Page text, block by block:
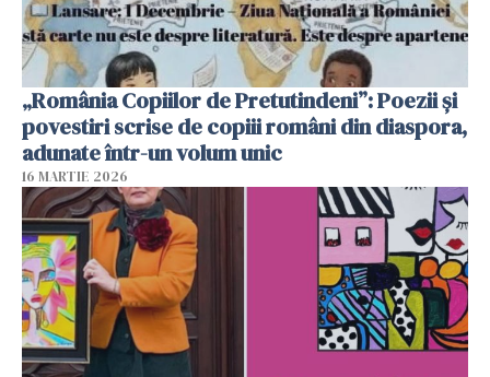
„România Copiilor de Pretutindeni”: Poezii și
povestiri scrise de copiii români din diaspora,
adunate într-un volum unic
16 MARTIE 2026